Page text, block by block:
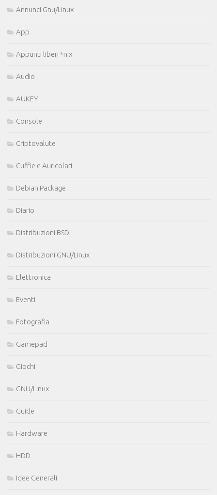
Annunci Gnu/Linux
App
Appunti liberi *nix
Audio
AUKEY
Console
Criptovalute
Cuffie e Auricolari
Debian Package
Diario
Distribuzioni BSD
Distribuzioni GNU/Linux
Elettronica
Eventi
Fotografia
Gamepad
Giochi
GNU/Linux
Guide
Hardware
HDD
Idee Generali